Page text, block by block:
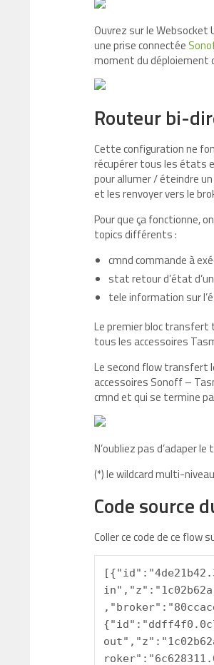
Ouvrez sur le Websocket
une prise connectée
moment du déploiement
Routeur bi-
Cette configuration ne
récupérer tous les états
pour allumer / éteindre
et les renvoyer vers le
Pour que ça fonctionne,
topics différents :
cmnd commande à
stat retour d’état
tele information sur
Le premier bloc transfert
tous les accessoires
Le second flow transfert
accessoires Sonoff –
cmnd et qui se termine
N’oubliez pas d’adaper
(*) le wildcard multi-
Code source
Coller ce code de ce flow